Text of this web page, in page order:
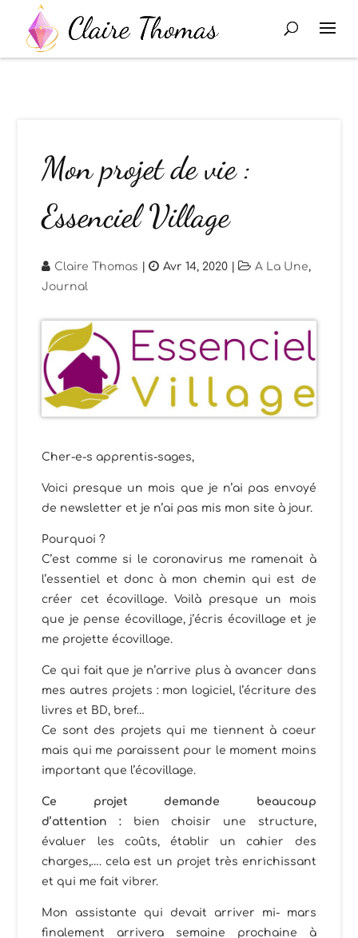
Mon projet de vie :
Essenciel Village
Claire Thomas | Avr 14, 2020 | A La Une,
Journal
Cher-e-s apprentis-sages,
Voici presque un mois que je n’ai pas envoyé
de newsletter et je n’ai pas mis mon site à jour.
Pourquoi ?
C’est comme si le coronavirus me ramenait à
l’essentiel et donc à mon chemin qui est de
créer cet écovillage. Voilà presque un mois
que je pense écovillage, j’écris écovillage et je
me projette écovillage.
Ce qui fait que je n’arrive plus à avancer dans
mes autres projets : mon logiciel, l’écriture des
livres et BD, bref…
Ce sont des projets qui me tiennent à coeur
mais qui me paraissent pour le moment moins
important que l’écovillage.
Ce projet demande beaucoup
d’attention : bien choisir une structure,
évaluer les coûts, établir un cahier des
charges,…. cela est un projet très enrichissant
et qui me fait vibrer.
Mon assistante qui devait arriver mi- mars
finalement arrivera semaine prochaine à